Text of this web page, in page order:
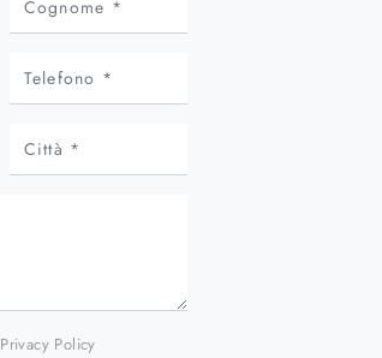
Privacy Policy